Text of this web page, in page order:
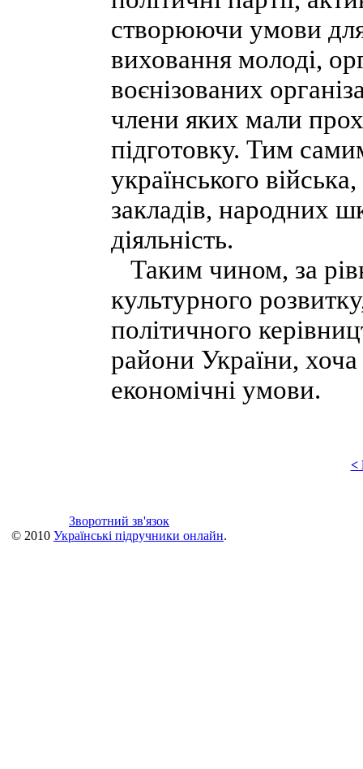
створюючи умови
виховання молоді,
воєнізованих
члени яких мали
підготовку. Тим
українського
закладів, народних
діяльність.
Таким чином, за
культурного
політичного
райони України,
економічні умови.
<
Зворотний зв'язок
© 2010 Українські підручники онлайн.